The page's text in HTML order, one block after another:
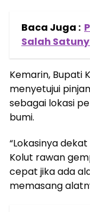
Baca Juga :
Salah
Kemarin, Bupati
menyetujui
sebagai lokasi
bumi.
“Lokasinya
Kolut rawan
cepat jika ada
memasang